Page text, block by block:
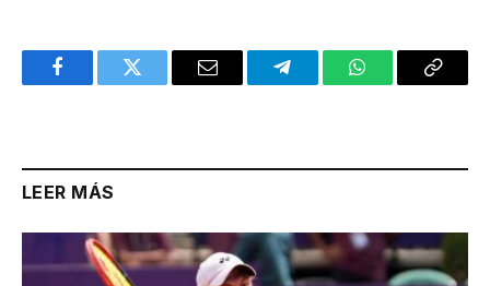
FacebookTwitter Email TelegramWhatsAppCopy
LEER MÁS